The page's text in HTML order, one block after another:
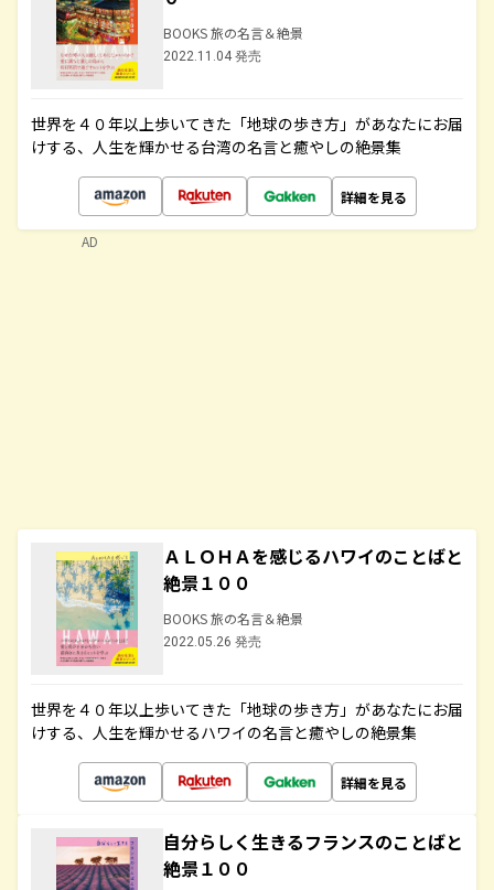
BOOKS 旅の名言＆絶景
2022.11.04 発売
世界を４０年以上歩いてきた「地球の歩き方」があなたにお届
けする、人生を輝かせる台湾の名言と癒やしの絶景集
詳細を見る
ＡＬＯＨＡを感じるハワイのことばと
絶景１００
BOOKS 旅の名言＆絶景
2022.05.26 発売
世界を４０年以上歩いてきた「地球の歩き方」があなたにお届
けする、人生を輝かせるハワイの名言と癒やしの絶景集
詳細を見る
自分らしく生きるフランスのことばと
絶景１００
AD